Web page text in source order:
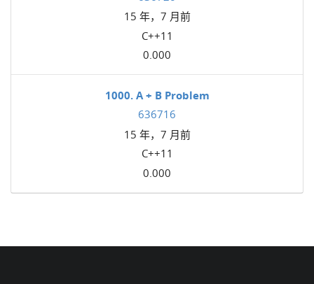
15 年，7 月前
C++11
0.000
1000. A + B Problem
636716
15 年，7 月前
C++11
0.000